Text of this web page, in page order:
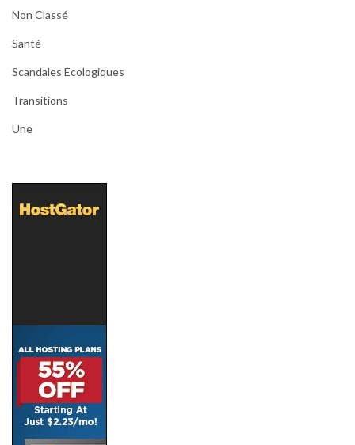
Non Classé
Santé
Scandales Écologiques
Transitions
Une